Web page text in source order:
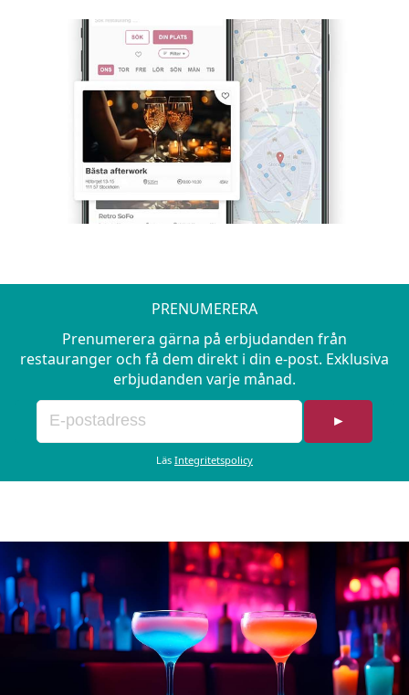
PRENUMERERA
Prenumerera gärna på erbjudanden från
restauranger och få dem direkt i din e-post. Exklusiva
erbjudanden varje månad.
►
Läs Integritetspolicy